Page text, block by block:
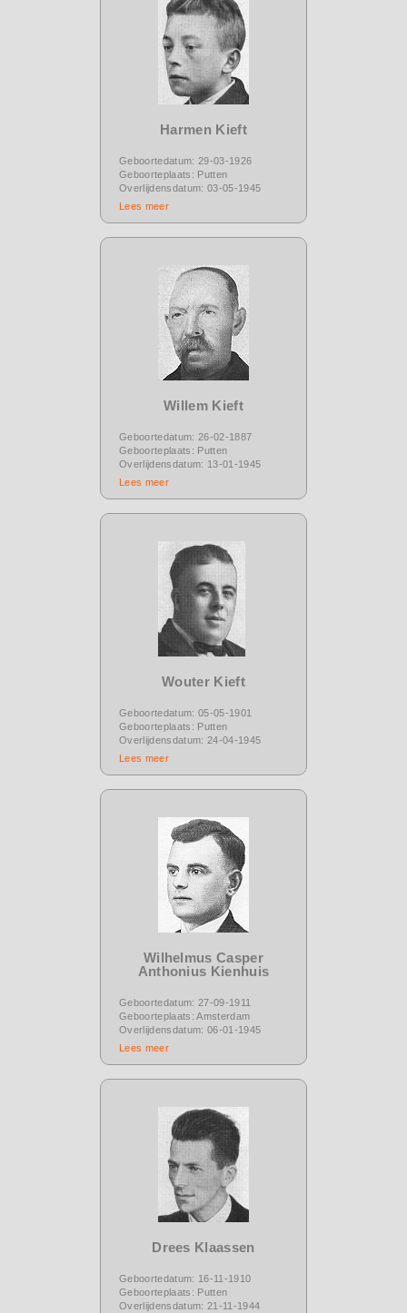
Harmen Kieft
Geboortedatum: 29-03-1926
Geboorteplaats: Putten
Overlijdensdatum: 03-05-1945
Lees meer
Willem Kieft
Geboortedatum: 26-02-1887
Geboorteplaats: Putten
Overlijdensdatum: 13-01-1945
Lees meer
Wouter Kieft
Geboortedatum: 05-05-1901
Geboorteplaats: Putten
Overlijdensdatum: 24-04-1945
Lees meer
Wilhelmus Casper
Anthonius Kienhuis
Geboortedatum: 27-09-1911
Geboorteplaats: Amsterdam
Overlijdensdatum: 06-01-1945
Lees meer
Drees Klaassen
Geboortedatum: 16-11-1910
Geboorteplaats: Putten
Overlijdensdatum: 21-11-1944